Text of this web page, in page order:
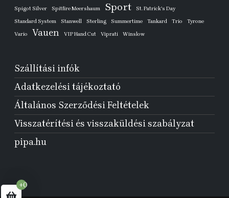
Spigot Silver Spitfire Meershaum Sport
St. Patrick's Day
Standard System
Stanwell Sterling Summertime Tankard Trio
Tyrone
Vario
Vauen VIP Hand Cut Viprati Winslow
Szállítási infók
Adatkezelési tájékoztató
Általános Szerződési Feltételek
Visszatérítési és visszaküldési szabályzat
pipa.hu
+0